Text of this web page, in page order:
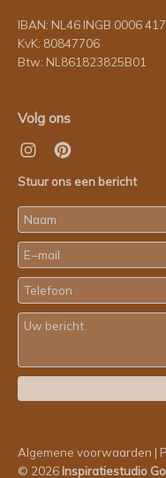
IBAN: NL46 INGB 0006
KvK: 80847706
Btw: NL861823825B01
Volg ons
Stuur ons een bericht
Algemene voorwaarden |
© 2026 Inspiratiestudio